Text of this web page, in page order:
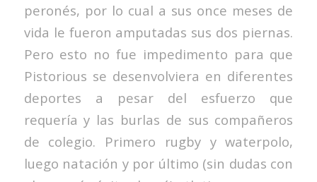
peronés, por lo cual a sus once meses de
vida le fueron amputadas sus dos piernas.
Pero esto no fue impedimento para que
Pistorious se desenvolviera en diferentes
deportes a pesar del esfuerzo que
requería y las burlas de sus compañeros
de colegio. Primero rugby y waterpolo,
luego natación y por último (sin dudas con